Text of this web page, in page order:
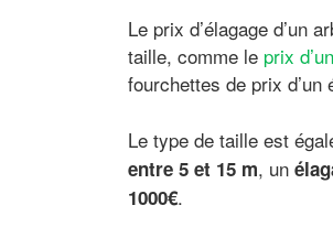
Le prix d’élagage d’un
taille, comme le prix
fourchettes de prix d’un
Le type de taille est
entre 5 et 15 m, un
1000€.